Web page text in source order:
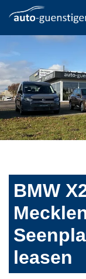
BMW
leasen